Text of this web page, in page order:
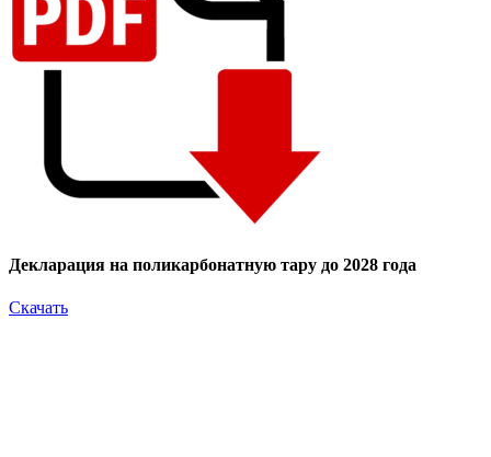
Декларация на поликарбонатную тару до 2028 года
Скачать